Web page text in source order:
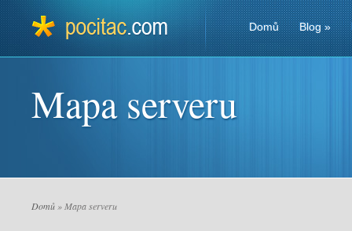
Domů Blog»
Mapa serveru
Domů » Mapa serveru